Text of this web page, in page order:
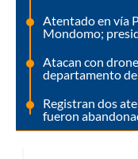
Atentado en vía
Mondomo;
Atacan con
departamento
Registran dos
fueron